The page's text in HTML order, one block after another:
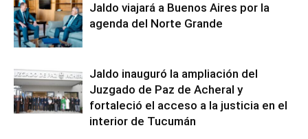
Jaldo viajará a Buenos Aires por la
agenda del Norte Grande
Jaldo inauguró la ampliación del
Juzgado de Paz de Acheral y
fortaleció el acceso a la justicia en el
interior de Tucumán